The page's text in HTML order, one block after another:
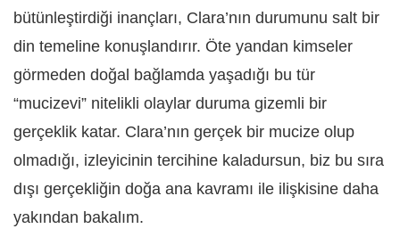
bütünleştirdiği inançları, Clara’nın durumunu salt bir
din temeline konuşlandırır. Öte yandan kimseler
görmeden doğal bağlamda yaşadığı bu tür
“mucizevi” nitelikli olaylar duruma gizemli bir
gerçeklik katar. Clara’nın gerçek bir mucize olup
olmadığı, izleyicinin tercihine kaladursun, biz bu sıra
dışı gerçekliğin doğa ana kavramı ile ilişkisine daha
yakından bakalım.